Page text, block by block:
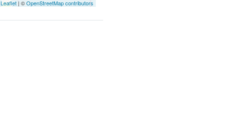
Leaflet | ©OpenStreetMap contributors